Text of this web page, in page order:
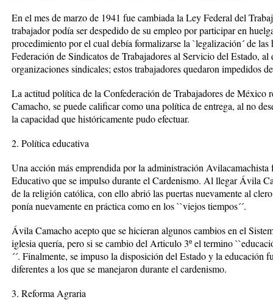
En el mes de marzo de 1941 fue cambiada la Ley Federal del
trabajador podía ser despedido de su empleo por participar en
procedimiento por el cual debía formalizarse la `legalización´ de
Federación de Sindicatos de Trabajadores al Servicio del Estado,
organizaciones sindicales; estos trabajadores quedaron impedidos
La actitud política de la Confederación de Trabajadores de
Camacho, se puede calificar como una política de entrega, al no
la capacidad que históricamente pudo efectuar.
2. Política educativa
Una acción más emprendida por la administración
Educativo que se impulso durante el Cardenismo. Al llegar Ávila
de la religión católica, con ello abrió las puertas nuevamente al
ponía nuevamente en práctica como en los ``viejos tiempos´´.
Ávila Camacho acepto que se hicieran algunos cambios en el
iglesia quería, pero si se cambio del Articulo 3º el termino
´´. Finalmente, se impuso la disposición del Estado y la educación
diferentes a los que se manejaron durante el cardenismo.
3. Reforma Agraria